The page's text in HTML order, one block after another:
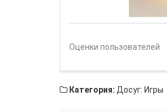
Оценки пользователей
Категория: Досуг: Игры